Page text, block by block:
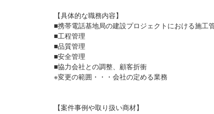
【具体的な職務内容】
■携帯電話基地局の建設プロジェクトにおける施工
■工程管理
■品質管理
■安全管理
■協力会社との調整、顧客折衝
※変更の範囲・・・会社の定める業務
【案件事例や取り扱い商材】